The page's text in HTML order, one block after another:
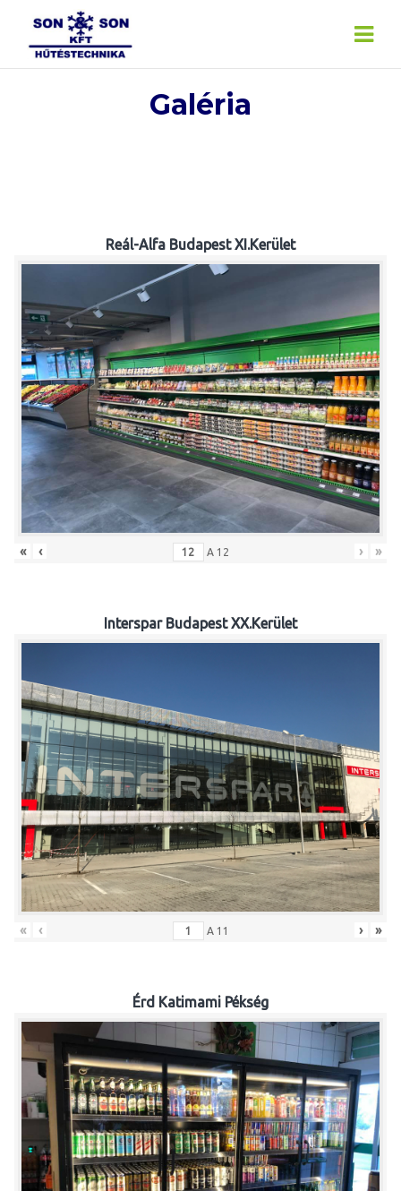
content
Galéria
Reál-Alfa Budapest XI.Kerület
« ‹ A 12 › »
Interspar Budapest XX.Kerület
« ‹ A 11 › »
Érd Katimami Pékség